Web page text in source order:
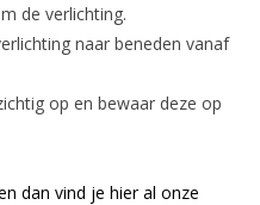
de verlichting.
naar beneden vanaf
op en bewaar deze op
dan vind je hier al onze